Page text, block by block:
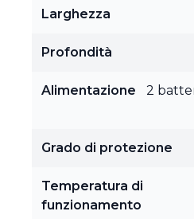
Larghezza
Profondità
Alimentazione
2
Grado di protezione
Temperatura di
funzionamento